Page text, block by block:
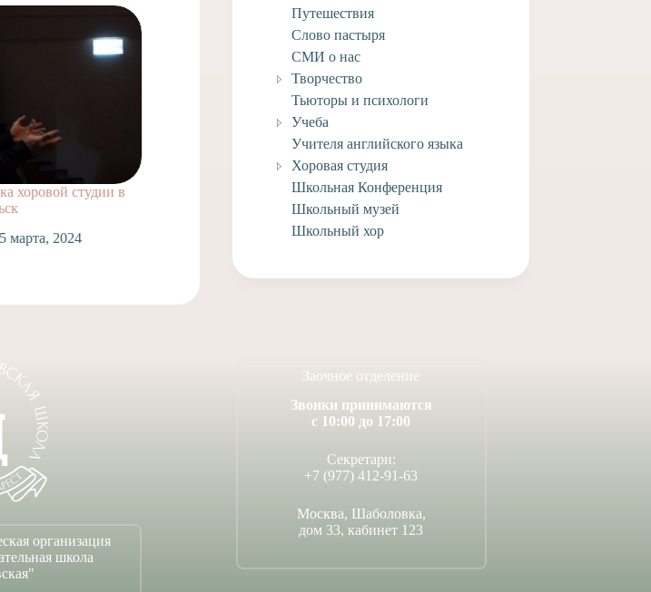
хоровой студии в
5 марта, 2024
Концерт Мужского хора
студии “Царевич”
28 февраля, 2024
Поездка студии «Царевич»
Путешествия
Слово пастыря
СМИ о нас
Творчество
Тьюторы и психологи
Учеба
Учителя английского языка
Хоровая студия
Школьная Конференция
Школьный музей
Школьный хор
организация
школа
Заочное отделение
Звонки принимаются
с 10:00 до 17:00
Секретари:
+7 (977) 412-91-63
Москва, Шаболовка,
дом 33, кабинет 123